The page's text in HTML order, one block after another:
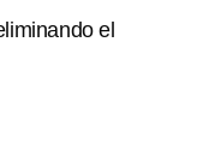
el